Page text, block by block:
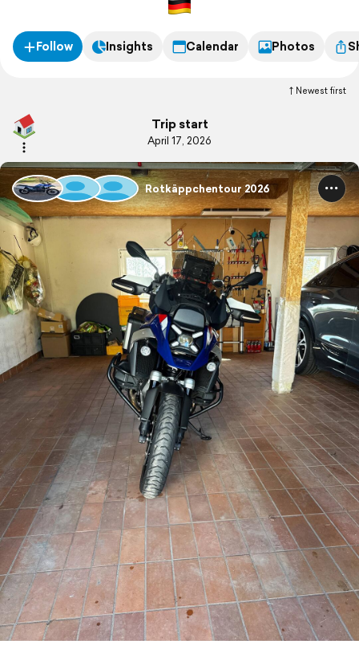
schöne Touren fahren...
Follow Insights Calendar Photos
Newest first
Trip start
April 17, 2026
Rotkäppchentour 2026